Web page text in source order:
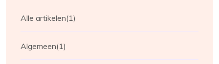
Alle artikelen(1)
Algemeen(1)